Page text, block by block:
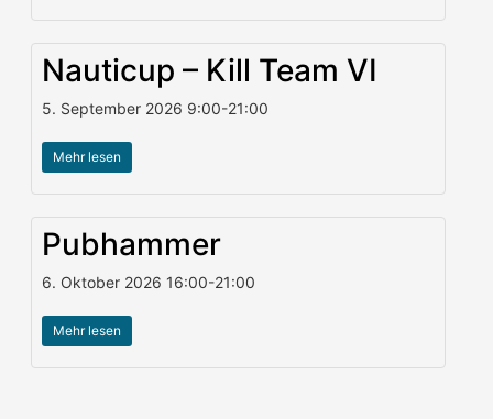
Nauticup – Kill Team VI
5. September 2026 9:00-21:00
Mehr lesen
Pubhammer
6. Oktober 2026 16:00-21:00
Mehr lesen